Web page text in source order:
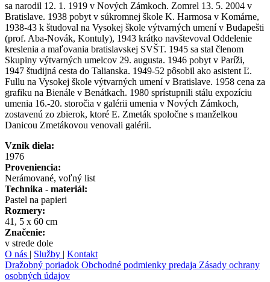
sa narodil 12. 1. 1919 v Nových Zámkoch. Zomrel 13. 5. 2004 v
Bratislave. 1938 pobyt v súkromnej škole K. Harmosa v Komárne,
1938-43 k študoval na Vysokej škole výtvarných umení v Budapešti
(prof. Aba-Novák, Kontuly), 1943 krátko navštevoval Oddelenie
kreslenia a maľovania bratislavskej SVŠT. 1945 sa stal členom
Skupiny výtvarných umelcov 29. augusta. 1946 pobyt v Paríži,
1947 študijná cesta do Talianska. 1949-52 pôsobil ako asistent Ľ.
Fullu na Vysokej škole výtvarných umení v Bratislave. 1958 cena za
grafiku na Bienále v Benátkach. 1980 sprístupnili stálu expozíciu
umenia 16.-20. storočia v galérii umenia v Nových Zámkoch,
zostavenú zo zbierok, ktoré E. Zmeták spoločne s manželkou
Danicou Zmetákovou venovali galérii.
Vznik diela:
1976
Proveniencia:
Nerámované, voľný list
Technika - materiál:
Pastel na papieri
Rozmery:
41, 5 x 60 cm
Značenie:
v strede dole
O nás | Služby | Kontakt
Dražobný poriadok Obchodné podmienky predaja Zásady ochrany
osobných údajov